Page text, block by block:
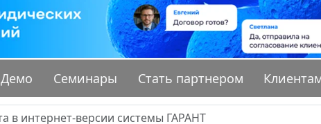
Демо Семинары Стать партнером